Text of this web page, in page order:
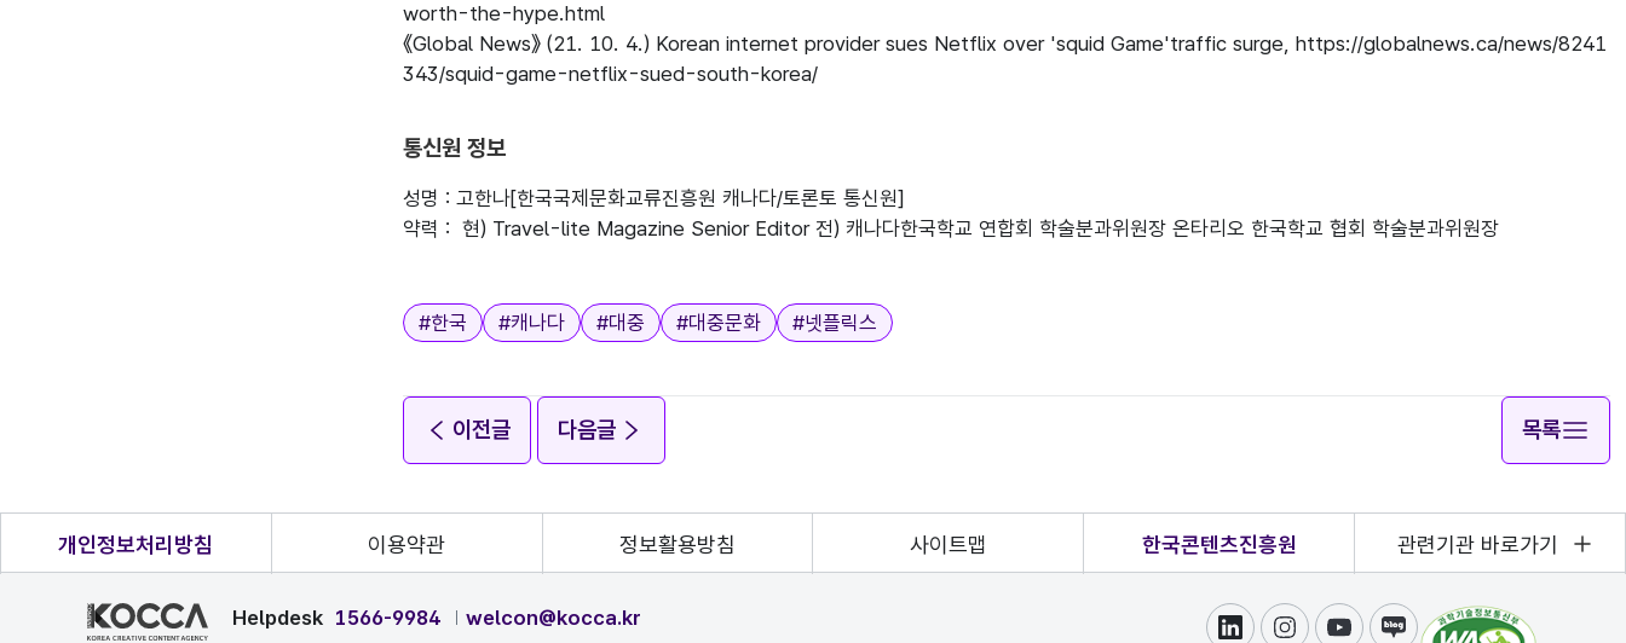
worth-the-hype.html
《Global News》 (21. 10. 4.) Korean internet provider sues Netflix over 'squid Game'traffic surge, https://globalnews.ca/news/8241
통신원 정보
성명 : 고한나[한국국제문화교류진흥원 캐나다/토론토 통신원]
약력 :  현) Travel-lite Magazine Senior Editor 전) 캐나다한국학교 연합회 학술분과위원장 온타리오 한국학교 협회 학술분과위원장
태그
#한국 #캐나다 #대중 #대중문화 #넷플릭스
이전글 다음글 목록
개인정보처리방침 이용약관 정보활용방침 사이트맵 한국콘텐츠진흥원 관련기관 바로가기
Helpdesk 1566-9984 welcon@kocca.kr